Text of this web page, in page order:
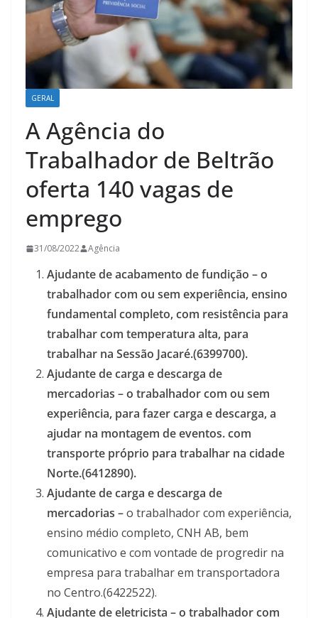
GERAL
A Agência do
Trabalhador de Beltrão
oferta 140 vagas de
emprego
31/08/2022 Agência
Ajudante de acabamento de fundição – o
trabalhador com ou sem experiência, ensino
fundamental completo, com resistência para
trabalhar com temperatura alta, para
trabalhar na Sessão Jacaré.(6399700).
Ajudante de carga e descarga de
mercadorias – o trabalhador com ou sem
experiência, para fazer carga e descarga, a
ajudar na montagem de eventos. com
transporte próprio para trabalhar na cidade
Norte.(6412890).
Ajudante de carga e descarga de
mercadorias –o trabalhador com experiência,
ensino médio completo, CNH AB, bem
comunicativo e com vontade de progredir na
empresa para trabalhar em transportadora
no Centro.(6422522).
Ajudante de eletricista –o trabalhador com